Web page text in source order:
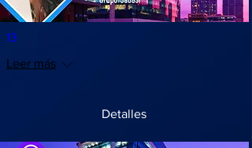
13
Leer más
Detalles